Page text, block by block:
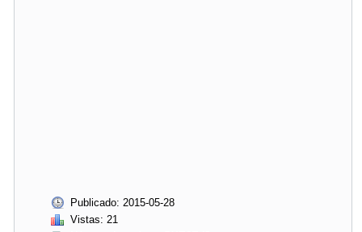
Publicado: 2015-05-28
Vistas: 21